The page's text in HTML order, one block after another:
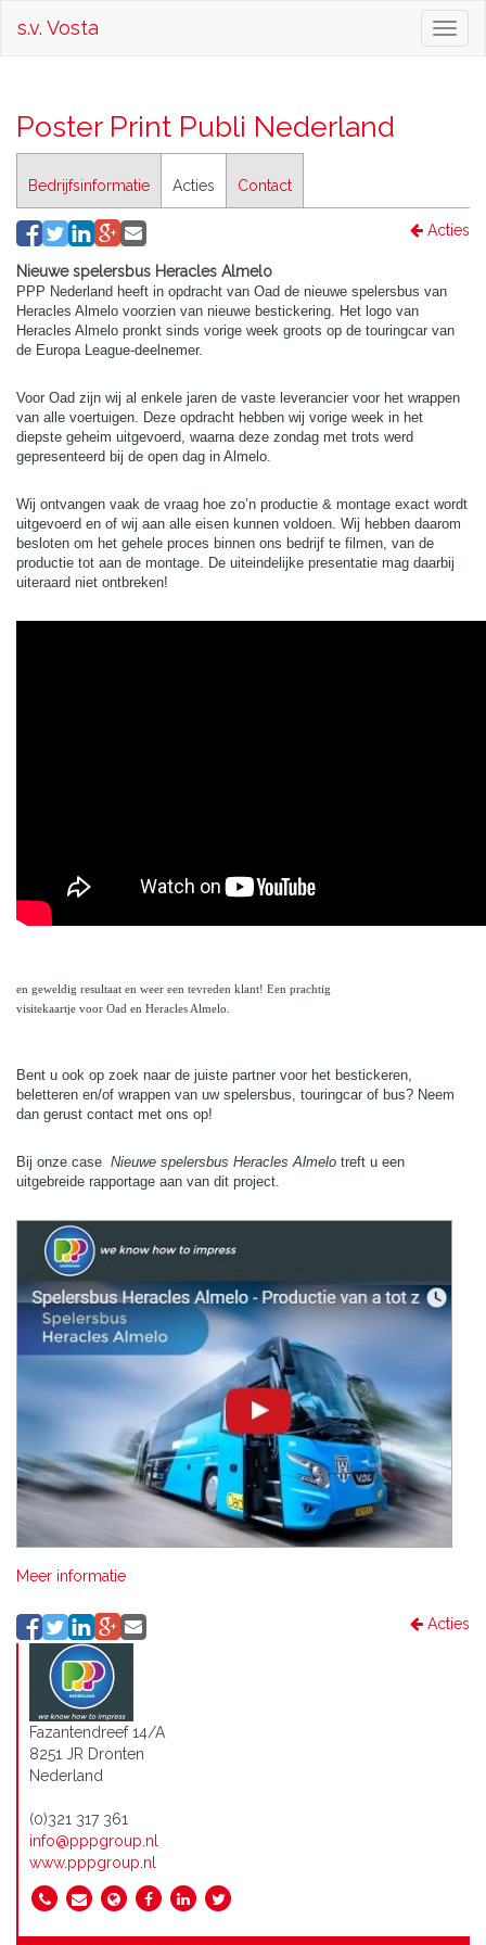
s.v. Vosta
Poster Print Publi Nederland
Bedrijfsinformatie Acties Contact
Acties
Nieuwe spelersbus Heracles Almelo
PPP Nederland heeft in opdracht van Oad de nieuwe spelersbus van
Heracles Almelo voorzien van nieuwe bestickering. Het logo van
Heracles Almelo pronkt sinds vorige week groots op de touringcar van
de Europa League-deelnemer.
Voor Oad zijn wij al enkele jaren de vaste leverancier voor het wrappen
van alle voertuigen. Deze opdracht hebben wij vorige week in het
diepste geheim uitgevoerd, waarna deze zondag met trots werd
gepresenteerd bij de open dag in Almelo.
Wij ontvangen vaak de vraag hoe zo’n productie & montage exact wordt
uitgevoerd en of wij aan alle eisen kunnen voldoen. Wij hebben daarom
besloten om het gehele proces binnen ons bedrijf te filmen, van de
productie tot aan de montage. De uiteindelijke presentatie mag daarbij
uiteraard niet ontbreken!
en geweldig resultaat en weer een tevreden klant! Een prachtig
visitekaartje voor Oad en Heracles Almelo.
Bent u ook op zoek naar de juiste partner voor het bestickeren,
beletteren en/of wrappen van uw spelersbus, touringcar of bus? Neem
dan gerust contact met ons op!
Bij onze case Nieuwe spelersbus Heracles Almelo treft u een
uitgebreide rapportage aan van dit project.
Meer informatie
Acties
Fazantendreef 14/A
8251 JR Dronten
Nederland
(0)321 317 361
info@pppgroup.nl
www.pppgroup.nl